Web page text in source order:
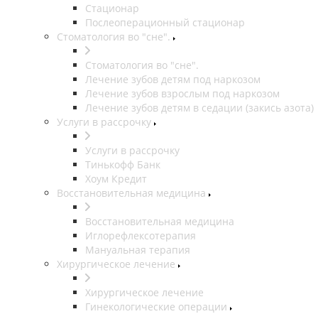
Стационар
Послеоперационный стационар
Стоматология во "сне".
Стоматология во "сне".
Лечение зубов детям под наркозом
Лечение зубов взрослым под наркозом
Лечение зубов детям в седации (закись азота)
Услуги в рассрочку
Услуги в рассрочку
Тинькофф Банк
Хоум Кредит
Восстановительная медицина
Восстановительная медицина
Иглорефлексотерапия
Мануальная терапия
Хирургическое лечение
Хирургическое лечение
Гинекологические операции